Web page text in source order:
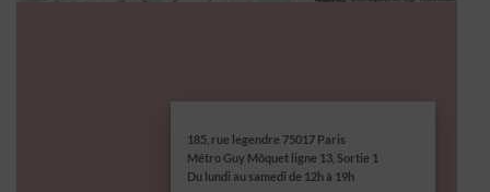
185, rue legendre 75017 Paris
Métro Guy Môquet ligne 13, Sortie 1
Du lundi au samedi de 12h à 19h